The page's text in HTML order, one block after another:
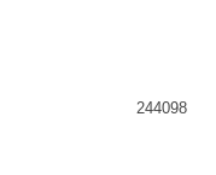
244098